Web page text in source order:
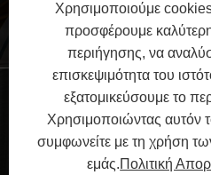
ΕΠΙΚΟΙΝΩΝΉΣΤΕ
Links Sitemap
Πνευματικά δικαιώματα ©
Co., Ltd. Με την
Χρησιμοποιούμε
προσφέρουμε
περιήγησης, να
επισκεψιμότητα του
εξατομικεύσουμε το
Χρησιμοποιώντας αυτόν
συμφωνείτε με τη χρήση
εμάς.Πολιτική